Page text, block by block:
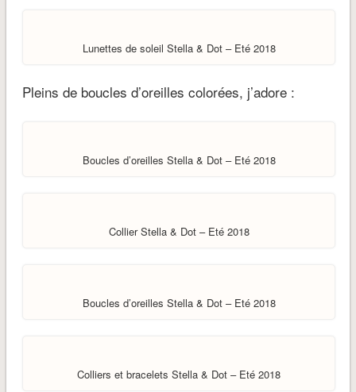
Lunettes de soleil Stella & Dot – Eté 2018
Pleins de boucles d’oreilles colorées, j’adore :
Boucles d’oreilles Stella & Dot – Eté 2018
Collier Stella & Dot – Eté 2018
Boucles d’oreilles Stella & Dot – Eté 2018
Colliers et bracelets Stella & Dot – Eté 2018